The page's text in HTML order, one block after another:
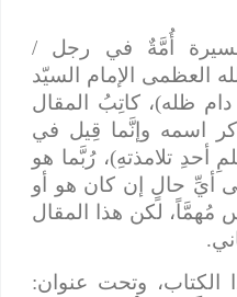
أُمَّةٌ في رجل /
العظمى الإمام السيّد
ظله)، كاتِبُ المقال
اسمه وإنَّما قِيل في
أحدِ تلامذتهِ)، رُبَّما هو
أيِّ حالٍ إن كان هو أو
لكن هذا المقال
من هذا الكتاب، وتحت عنوان: